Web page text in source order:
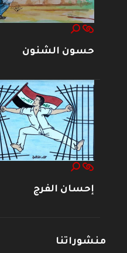
حسون الشنون
إحسان الفرج
منشوراتنا